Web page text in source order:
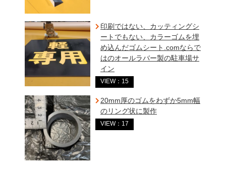
印刷ではない、カッティングシ
ートでもない、カラーゴムを埋
め込んだゴムシート.comならで
はのオールラバー製の駐車場サ
イン
VIEW：15
20mm厚のゴムをわずか5mm幅
のリング状に製作
VIEW：17